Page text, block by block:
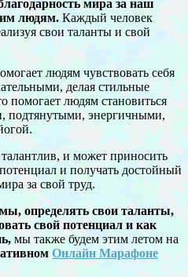
мира за наш
людям. Каждый человек
свои таланты и свой
людям чувствовать себя
делая стильные
помогает людям становиться
подтянутыми, энергичными,
и может приносить
и получать достойный
за свой труд.
определять свои таланты,
свой потенциал и как
мы также будем этим летом на
Онлайн Марафоне